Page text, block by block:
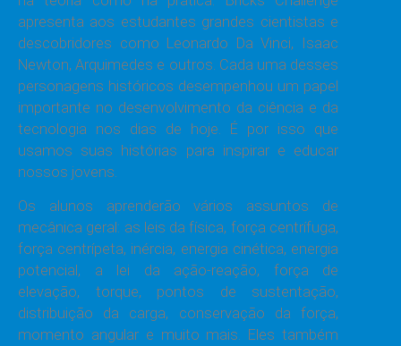
apresenta aos estudantes grandes cientistas e
descobridores como Leonardo Da Vinci, Isaac
Newton, Arquimedes e outros. Cada uma desses
personagens históricos desempenhou um papel
importante no desenvolvimento da ciência e da
tecnologia nos dias de hoje. É por isso que
usamos suas histórias para inspirar e educar
nossos jovens.
Os alunos aprenderão vários assuntos de
mecânica geral: as leis da física, força centrífuga,
força centrípeta, inércia, energia cinética, energia
potencial, a lei da ação-reação, força de
elevação, torque, pontos de sustentação,
distribuição da carga, conservação da força,
momento angular e muito mais. Eles também